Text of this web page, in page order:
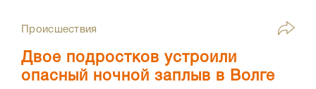
Происшествия
Двое подростков устроили
опасный ночной заплыв в Волге